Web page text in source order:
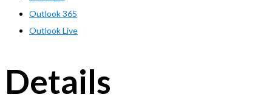
Outlook 365
Outlook Live
Details